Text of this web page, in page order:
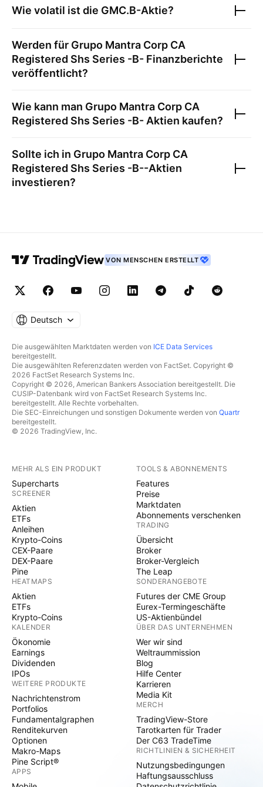
Wie volatil ist die GMC.B-Aktie?
Werden für Grupo Mantra Corp CA
Registered Shs Series -B- Finanzberichte
veröffentlicht?
Wie kann man Grupo Mantra Corp CA
Registered Shs Series -B- Aktien kaufen?
Sollte ich in Grupo Mantra Corp CA
Registered Shs Series -B--Aktien
investieren?
VON MENSCHEN ERSTELLT
Deutsch
Die ausgewählten Marktdaten werden von ICE Data Services
bereitgestellt.
Die ausgewählten Referenzdaten werden von FactSet. Copyright ©
2026 FactSet Research Systems Inc.
Copyright © 2026, American Bankers Association bereitgestellt. Die
CUSIP-Datenbank wird von FactSet Research Systems Inc.
bereitgestellt. Alle Rechte vorbehalten.
Die SEC-Einreichungen und sonstigen Dokumente werden von Quartr
bereitgestellt.
© 2026 TradingView, Inc.
MEHR ALS EIN PRODUKT
Supercharts
SCREENER
Aktien
ETFs
Anleihen
Krypto-Coins
CEX-Paare
DEX-Paare
Pine
HEATMAPS
Aktien
ETFs
Krypto-Coins
KALENDER
Ökonomie
Earnings
Dividenden
IPOs
WEITERE PRODUKTE
Nachrichtenstrom
Portfolios
Fundamentalgraphen
Renditekurven
Optionen
Makro-Maps
Pine Script®
APPS
TOOLS & ABONNEMENTS
Features
Preise
Marktdaten
Abonnements verschenken
TRADING
Übersicht
Broker
Broker-Vergleich
The Leap
SONDERANGEBOTE
Futures der CME Group
Eurex-Termingeschäfte
US-Aktienbündel
ÜBER DAS UNTERNEHMEN
Wer wir sind
Weltraummission
Blog
Hilfe Center
Karrieren
Media Kit
MERCH
TradingView-Store
Tarotkarten für Trader
Der C63 TradeTime
RICHTLINIEN & SICHERHEIT
Nutzungsbedingungen
Haftungsausschluss